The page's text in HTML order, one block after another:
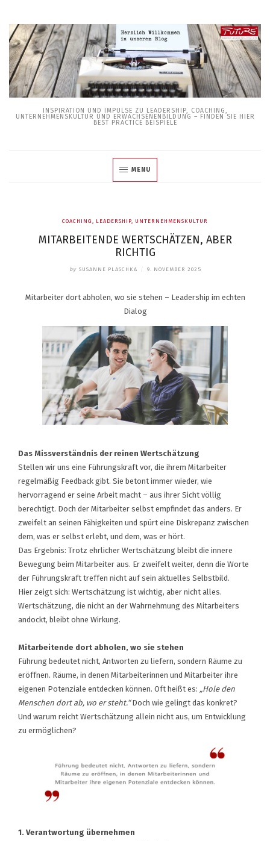
Skip
to
content
INSPIRATION UND IMPULSE ZU LEADERSHIP, COACHING,
UNTERNEHMENSKULTUR UND ERWACHSENENBILDUNG – FINDEN SIE HIER
BEST PRACTICE BEISPIELE
MENU
COACHING LEADERSHIP UNTERNEHMENSKULTUR
MITARBEITENDE WERTSCHÄTZEN, ABER
RICHTIG
by SUSANNE PLASCHKA 9. NOVEMBER 2025
Mitarbeiter dort abholen, wo sie stehen – Leadership im echten
Dialog
Das Missverständnis der reinen Wertschätzung
Stellen wir uns eine Führungskraft vor, die ihrem Mitarbeiter
regelmäßig Feedback gibt. Sie betont immer wieder, wie
hervorragend er seine Arbeit macht – aus ihrer Sicht völlig
berechtigt. Doch der Mitarbeiter selbst empfindet das anders. Er
zweifelt an seinen Fähigkeiten und spürt eine Diskrepanz zwischen
dem, was er selbst erlebt, und dem, was er hört.
Das Ergebnis: Trotz ehrlicher Wertschätzung bleibt die innere
Bewegung beim Mitarbeiter aus. Er zweifelt weiter, denn die Worte
der Führungskraft treffen nicht auf sein aktuelles Selbstbild.
Hier zeigt sich: Wertschätzung ist wichtig, aber nicht alles.
Wertschätzung, die nicht an der Wahrnehmung des Mitarbeiters
andockt, bleibt ohne Wirkung.
Mitarbeitende dort abholen, wo sie stehen
Führung bedeutet nicht, Antworten zu liefern, sondern Räume zu
eröffnen. Räume, in denen Mitarbeiterinnen und Mitarbeiter ihre
eigenen Potenziale entdecken können. Oft heißt es: „Hole den
Menschen dort ab, wo er steht.“Doch wie gelingt das konkret?
Und warum reicht Wertschätzung allein nicht aus, um Entwicklung
zu ermöglichen?
1. Verantwortung übernehmen